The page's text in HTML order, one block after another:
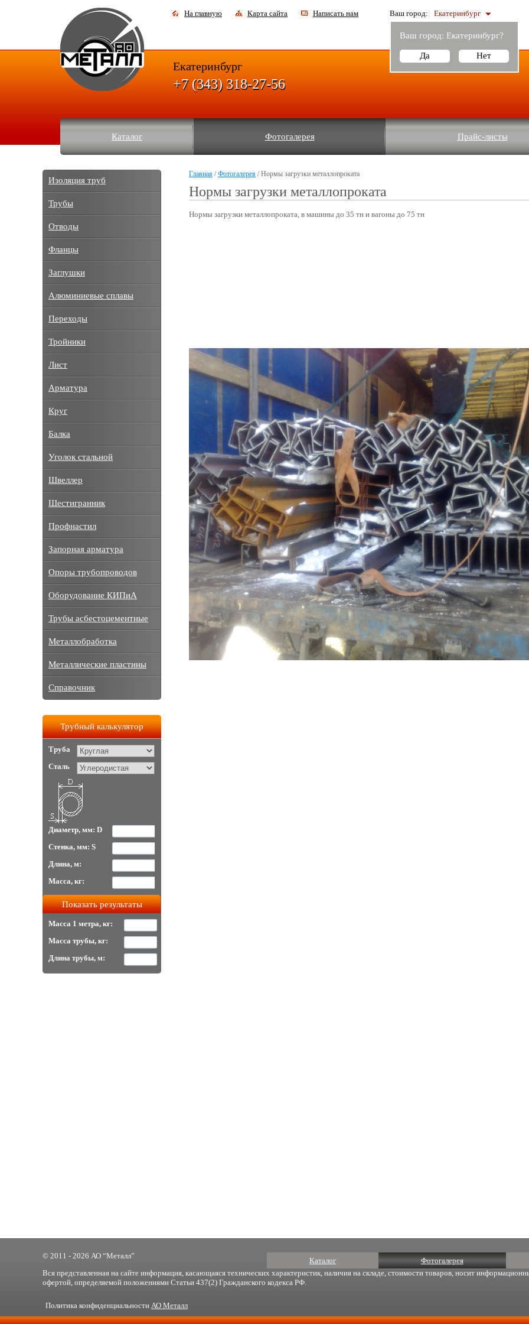
На главную Карта сайта Написать нам Ваш город: Екатеринбург
Ваш город: Екатеринбург?
Да Нет
Каталог Фотогалерея Прайс-листы
Екатеринбург
+7 (343) 318-27-56
Главная /Фотогалерея / Нормы загрузки металлопроката
Нормы загрузки металлопроката
Нормы загрузки металлопроката, в машины до 35 тн и вагоны до 75 тн
Изоляция труб
Трубы
Отводы
Фланцы
Заглушки
Алюминиевые сплавы
Переходы
Тройники
Лист
Арматура
Круг
Балка
Уголок стальной
Швеллер
Шестигранник
Профнастил
Запорная арматура
Опоры трубопроводов
Оборудование КИПиА
Трубы асбестоцементные
Металлобработка
Металлические пластины
Справочник
Трубный калькулятор
Труба
Сталь
Диаметр, мм: D
Стенка, мм: S
Длина, м:
Масса, кг:
Масса 1 метра, кг:
Масса трубы, кг:
Длина трубы, м:
Каталог Фотогалерея
© 2011 - 2026 АО “Металл”
Вся представленная на сайте информация, касающаяся технических характеристик, наличия на складе, стоимости товаров, носит
офертой, определяемой положениями Статьи 437(2) Гражданского кодекса РФ.
Политика конфиденциальности АО Металл